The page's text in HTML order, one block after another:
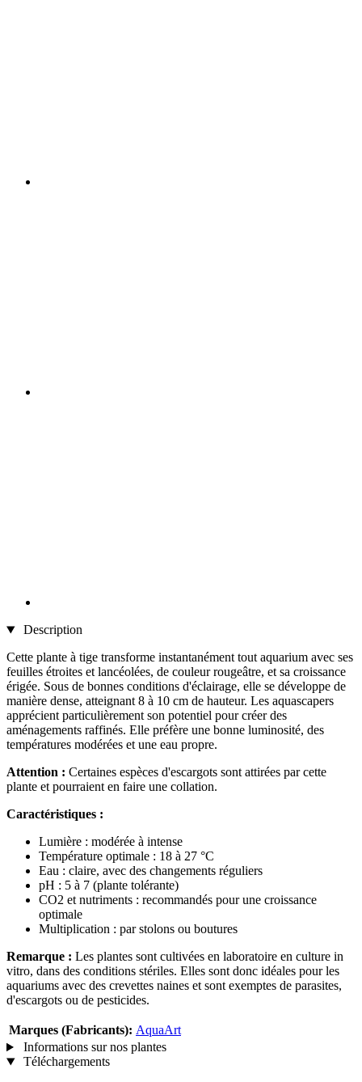
Description
Cette plante à tige transforme instantanément tout aquarium avec ses
feuilles étroites et lancéolées, de couleur rougeâtre, et sa croissance
érigée. Sous de bonnes conditions d'éclairage, elle se développe de
manière dense, atteignant 8 à 10 cm de hauteur. Les aquascapers
apprécient particulièrement son potentiel pour créer des
aménagements raffinés. Elle préfère une bonne luminosité, des
températures modérées et une eau propre.
Attention : Certaines espèces d'escargots sont attirées par cette
plante et pourraient en faire une collation.
Caractéristiques :
Lumière : modérée à intense
Température optimale : 18 à 27 °C
Eau : claire, avec des changements réguliers
pH : 5 à 7 (plante tolérante)
CO2 et nutriments : recommandés pour une croissance
optimale
Multiplication : par stolons ou boutures
Remarque : Les plantes sont cultivées en laboratoire en culture in
vitro, dans des conditions stériles. Elles sont donc idéales pour les
aquariums avec des crevettes naines et sont exemptes de parasites,
d'escargots ou de pesticides.
Marques (Fabricants): AquaArt
Informations sur nos plantes
Téléchargements